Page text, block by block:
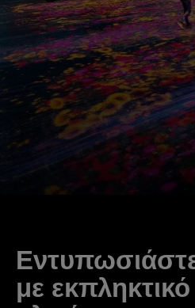
με